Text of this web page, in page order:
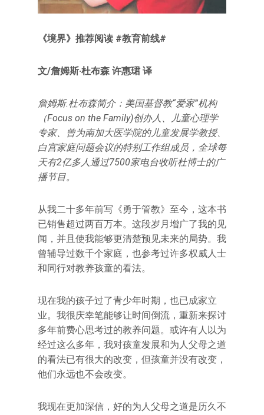
《境界》推荐阅读 #教育前线#
文/詹姆斯·杜布森 许惠珺 译
詹姆斯.杜布森简介：美国基督教“爱家”机构
（Focus on the Family)创办人、儿童心理学
专家、曾为南加大医学院的儿童发展学教授、
白宫家庭问题会议的特别工作组成员，全球每
天有2亿多人通过7500家电台收听杜博士的广
播节目。
从我二十多年前写《勇于管教》至今，这本书
已销售超过两百万本。这段岁月增广了我的见
闻，并且使我能够更清楚预见未来的局势。我
曾辅导过数千个家庭，也参考过许多权威人士
和同行对教养孩童的看法。
现在我的孩子过了青少年时期，也已成家立
业。我很庆幸笔能够让时间倒流，重新来探讨
多年前费心思考过的教养问题。或许有人以为
经过这么多年，我对孩童发展和为人父母之道
的看法已有很大的改变，但孩童并没有改变，
他们永远也不会改变。
我现在更加深信，好的为人父母之道是历久不